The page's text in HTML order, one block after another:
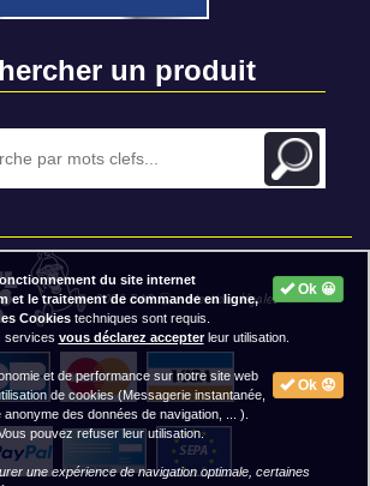
un produit
2020 BAP ⓒ - Mentions légales
Ok 😀
du site internet
et le traitement de commande en ligne,
Cookiestechniques sont requis.
services vous déclarez accepterleur utilisation.
Ok 😟
et de performance sur notre site web
de cookies (Messagerie instantanée,
anonyme des données de navigation, ... ).
pouvez refuser leur utilisation.
une expérience de navigation optimale, certaines